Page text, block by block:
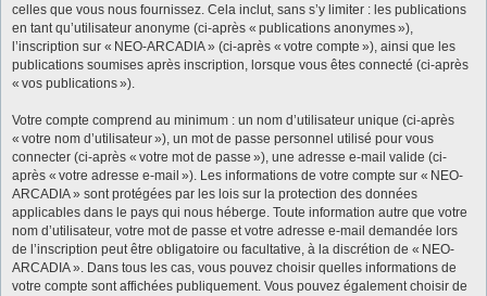
celles que vous nous fournissez. Cela inclut, sans s’y limiter : les publications
en tant qu’utilisateur anonyme (ci-après « publications anonymes »),
l’inscription sur « NEO-ARCADIA » (ci-après « votre compte »), ainsi que les
publications soumises après inscription, lorsque vous êtes connecté (ci-après
« vos publications »).
Votre compte comprend au minimum : un nom d’utilisateur unique (ci-après
« votre nom d’utilisateur »), un mot de passe personnel utilisé pour vous
connecter (ci-après « votre mot de passe »), une adresse e-mail valide (ci-
après « votre adresse e-mail »). Les informations de votre compte sur « NEO-
ARCADIA » sont protégées par les lois sur la protection des données
applicables dans le pays qui nous héberge. Toute information autre que votre
nom d’utilisateur, votre mot de passe et votre adresse e-mail demandée lors
de l’inscription peut être obligatoire ou facultative, à la discrétion de « NEO-
ARCADIA ». Dans tous les cas, vous pouvez choisir quelles informations de
votre compte sont affichées publiquement. Vous pouvez également choisir de